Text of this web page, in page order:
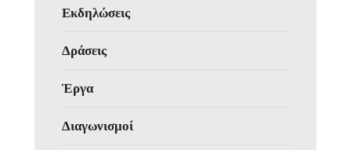
Εκδηλώσεις
Δράσεις
Έργα
Διαγωνισμοί